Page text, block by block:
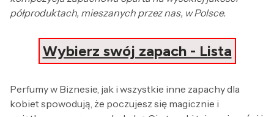
półproduktach, mieszanych przez nas, w Polsce.
Wybierz swój zapach - Lista
Perfumy w Biznesie, jak i wszystkie inne zapachy dla
kobiet spowodują, że poczujesz się magicznie i